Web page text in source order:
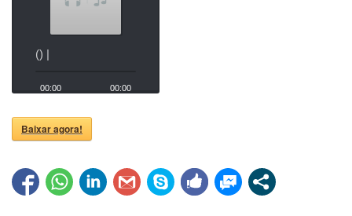
() |
00:00 00:00
Baixar agora!